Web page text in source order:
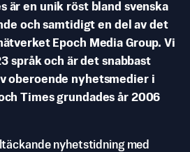
är en unik röst bland svenska
och samtidigt en del av det
Epoch Media Group. Vi
språk och är det snabbast
oberoende nyhetsmedier i
Times grundades år 2006
nyhetstidning med